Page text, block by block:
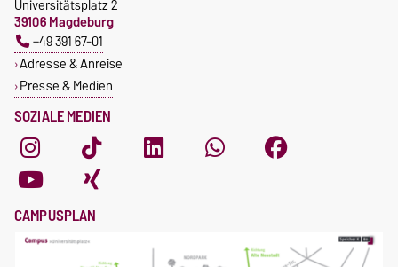
SOZIALE MEDIEN
Universitätsplatz 2
39106 Magdeburg
+49 391 67-01
Adresse & Anreise
Presse & Medien
CAMPUSPLAN